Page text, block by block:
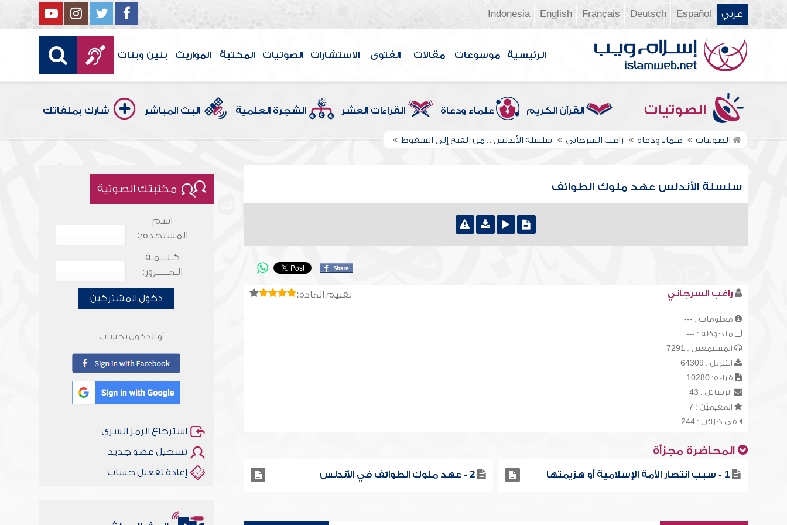
عربي Español
Deutsch
Français
English
Indonesia
الرئيسية موسوعات مقالات الفتوى الاستشارات الصوتيات المكتبة المواريث بنين وبنات
الصوتيات القرآن الكريم علماء ودعاة القراءات العشر الشجرة العلمية البث المباشر شارك بملفاتك
الصوتيات علماء ودعاة راغب السرجاني سلسلة الأندلس .. من الفتح إلى السقوط
سلسلة الأندلس عهد ملوك الطوائف
تقييم المادة: راغب السرجاني
معلومات : ---
ملحوظة : ---
المستمعين : 7291
التنزيل : 64309
قراءة: 10280
الرسائل : 43
المقيميّن : 7
في خزائن : 244
المحاضرة مجزأة
1 - سبب انتصار الأمة الإسلامية أو هزيمتها 2 - عهد ملوك الطوائف في الأندلس
مكتبتك الصوتية
اسم
المستخدم:
كـلـــمـة
الـمـــــرور:
دخول المشتركين
أو الدخول بحساب
استرجاع الرمز السري
تسجيل عضو جديد
إعادة تفعيل حساب